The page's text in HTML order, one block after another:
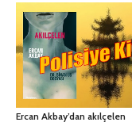
Ercan Akbay’dan akılçelen